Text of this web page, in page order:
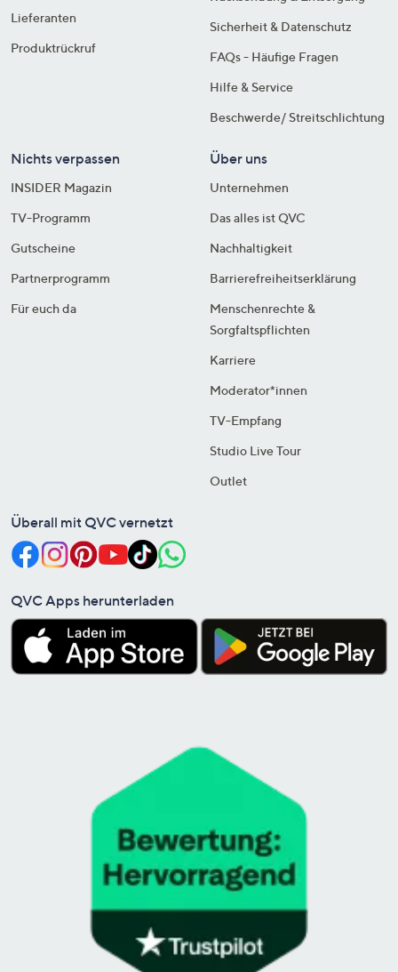
Lieferanten
Produktrückruf
Sicherheit & Datenschutz
FAQs - Häufige Fragen
Hilfe & Service
Beschwerde/ Streitschlichtung
Nichts verpassen
INSIDER Magazin
TV-Programm
Gutscheine
Partnerprogramm
Für euch da
Über uns
Unternehmen
Das alles ist QVC
Nachhaltigkeit
Barrierefreiheitserklärung
Menschenrechte &
Sorgfaltspflichten
Karriere
Moderator*innen
TV-Empfang
Studio Live Tour
Outlet
Überall mit QVC vernetzt
QVC Apps herunterladen